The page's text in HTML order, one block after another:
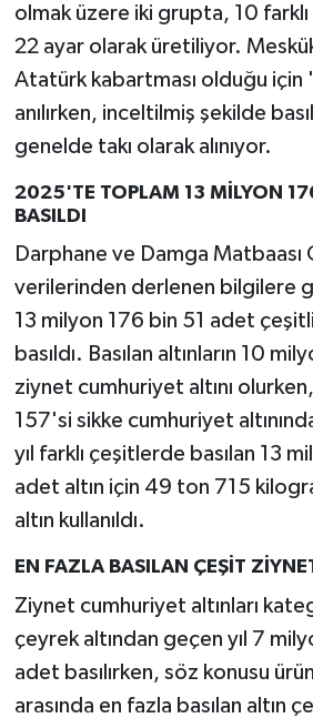
olmak üzere iki grupta, 10 farklı
22 ayar olarak üretiliyor.
Atatürk kabartması olduğu için
anılırken, inceltilmiş şekilde
genelde takı olarak alınıyor.
2025'TE TOPLAM 13 MİLYON
BASILDI
Darphane ve Damga Matbaası
verilerinden derlenen bilgilere
13 milyon 176 bin 51 adet
basıldı. Basılan altınların 10
ziynet cumhuriyet altını
157'si sikke cumhuriyet
yıl farklı çeşitlerde basılan 13
adet altın için 49 ton 715
altın kullanıldı.
EN FAZLA BASILAN ÇEŞİT
Ziynet cumhuriyet altınları
çeyrek altından geçen yıl 7
adet basılırken, söz konusu
arasında en fazla basılan altın